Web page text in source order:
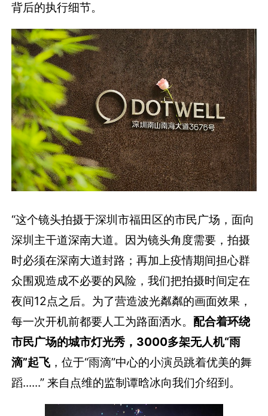
背后的执行细节。
“这个镜头拍摄于深圳市福田区的市民广场，面向
深圳主干道深南大道。因为镜头角度需要，拍摄
时必须在深南大道封路；再加上疫情期间担心群
众围观造成不必要的风险，我们把拍摄时间定在
夜间12点之后。为了营造波光粼粼的画面效果，
每一次开机前都要人工为路面洒水。配合着环绕
市民广场的城市灯光秀，3000多架无人机“雨
滴”起飞 ，位于“雨滴”中心的小演员跳着优美的舞
蹈......” 来自点维的监制谭晗冰向我们介绍到。